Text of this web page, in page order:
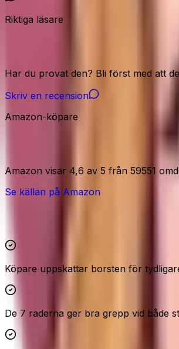
Riktiga läsare
Har du provat den? Bli först med att
Skriv en recension
Amazon-köpare
Amazon visar 4,6 av 5 från 59551
Se källan på Amazon
Köpare uppskattar borsten för
De 7 raderna ger bra grepp vid både